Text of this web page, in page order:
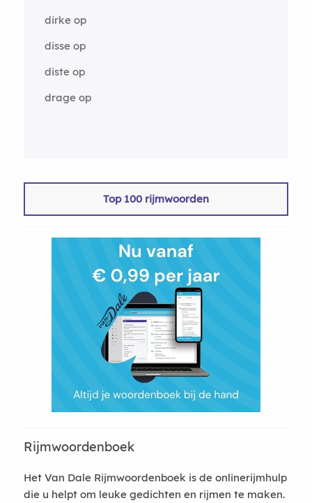
dirke op
disse op
diste op
drage op
Top 100 rijmwoorden
Rijmwoordenboek
Het Van Dale Rijmwoordenboek is de onlinerijmhulp
die u helpt om leuke gedichten en rijmen te maken.